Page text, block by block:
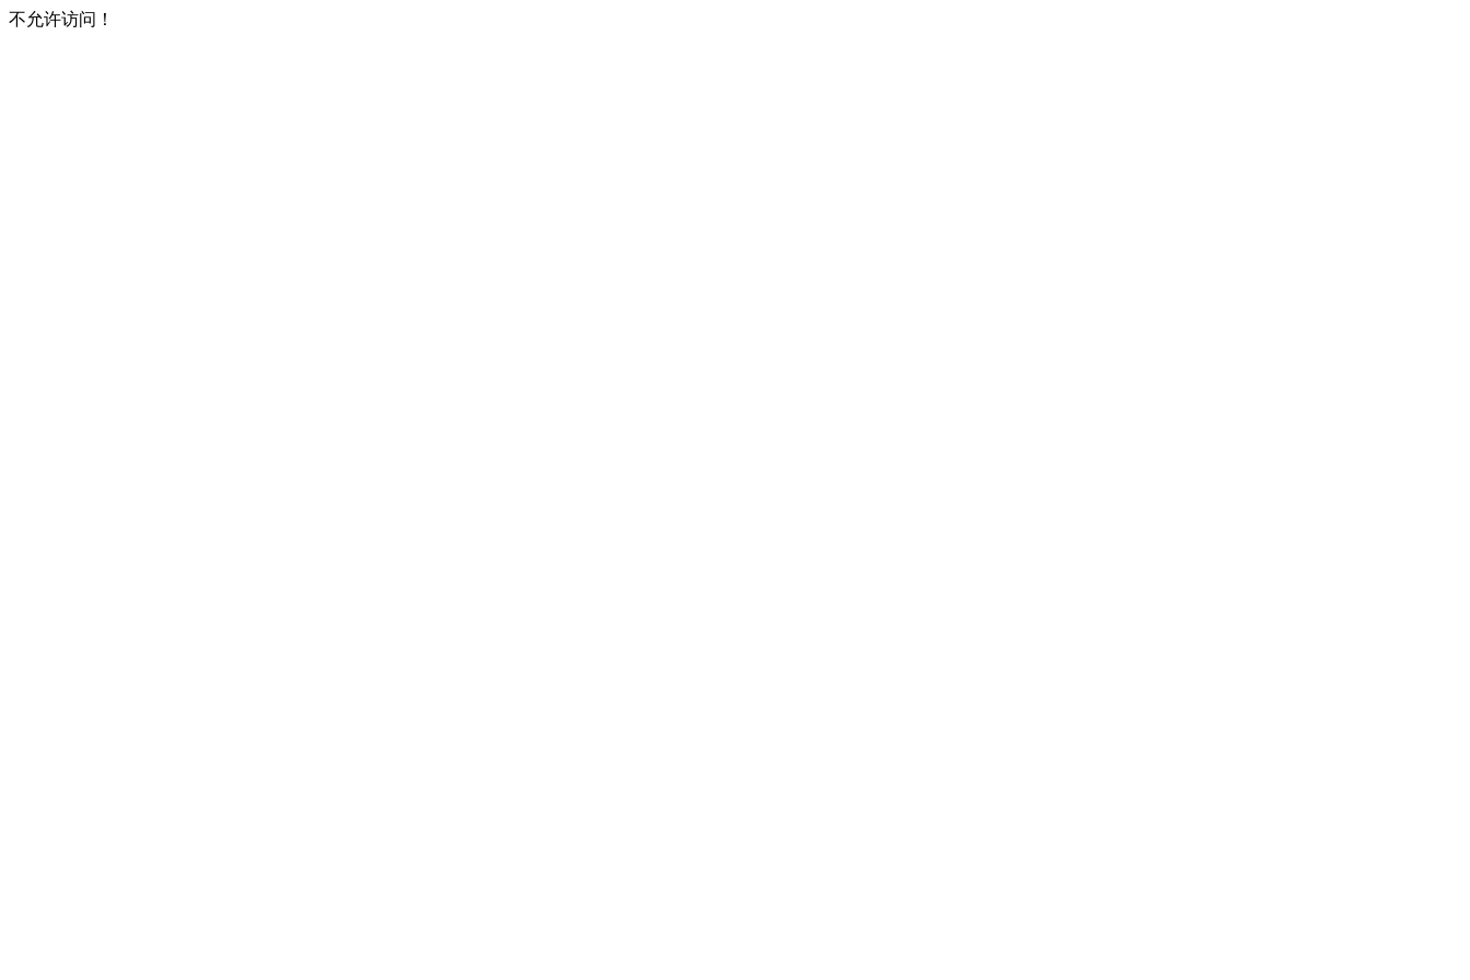
不允许访问！